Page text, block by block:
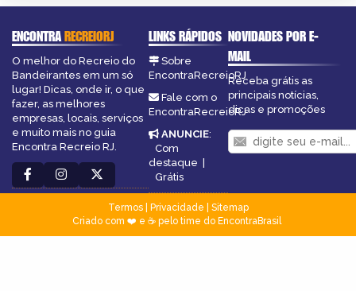
ENCONTRARECREIORJ
O melhor do Recreio do
Bandeirantes em um só
lugar! Dicas, onde ir, o que
fazer, as melhores
empresas, locais, serviços
e muito mais no guia
Encontra Recreio RJ.
LINKS RÁPIDOS
Sobre
EncontraRecreioRJ
Fale com o
EncontraRecreioRJ
ANUNCIE:
Com
destaque |
Grátis
NOVIDADES POR E-
MAIL
Receba grátis as
principais notícias,
dicas e promoções
Termos| Privacidade
Sitemap
Criado com ❤️ e ☕ pelo time do EncontraBrasil